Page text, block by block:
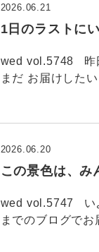
1日のラストに
2026.06.21
wed vol.5748 昨
まだ お届けした
この景色は、み
2026.06.20
wed vol.5747 い
までのブログで